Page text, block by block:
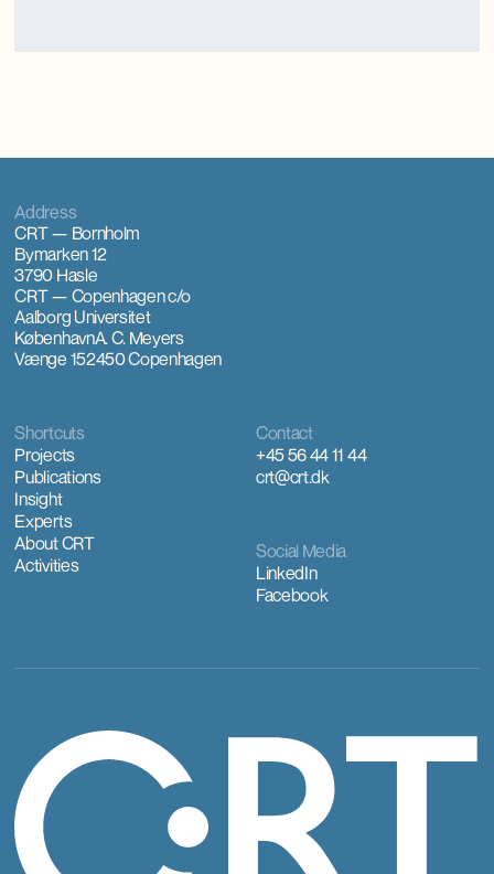
Contact
+45 56 44 11 44
crt@crt.dk
Shortcuts
Projects
Publications
Insight
Experts
About CRT
Activities
Social Media
LinkedIn
Facebook
Address
CRT — Bornholm
Bymarken 12
3790 Hasle
CRT — Copenhagenc/o
Aalborg Universitet
KøbenhavnA. C. Meyers
Vænge 152450 Copenhagen